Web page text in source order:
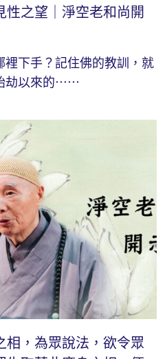
性之望｜淨空老和尚開
裡下手？記住佛的教訓，就
劫以來的⋯⋯
相，為眾說法，欲令眾